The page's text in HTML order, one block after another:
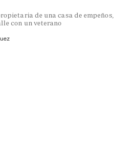
de una casa de empeños,
con un veterano